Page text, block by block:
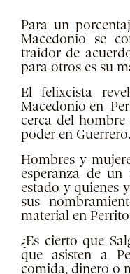
Para un
Macedonio se
traidor de
para otros es su
El felixcista
Macedonio en
cerca del
poder en Guerrero.
Hombres y
esperanza de
estado y quienes
sus
material en
¿Es cierto que
que asisten a
comida, dinero o